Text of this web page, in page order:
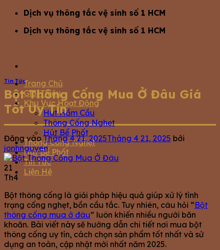
Dịch vụ thông tắc vệ sinh số 1 HCM
Dịch vụ thông tắc vệ sinh số 1 HCM
Trang Chủ
Giới Thiệu
Khu Vực Hoạt Động
Hút Hầm Cầu
Thông Cống Nghẹt
Hút Bể Phốt
Thông Cống Nghẹt
Hút Bể Phốt
Tin Tức
Liện Hệ
Tin Tức
Bột Thông Cống Mua Ở Đâu Giá
Tốt Uy Tín
Đăng vào Tháng 4 21, 2025Tháng 4 21, 2025 bởi
jonhnguyen
21
Th4
Bột thông cống là giải pháp hiệu quả giúp xử lý tình
trạng cống nghẹt, bồn cầu tắc. Tuy nhiên, câu hỏi “Bột
thông cống mua ở đâu” luôn khiến nhiều người băn
khoăn. Bài viết này sẽ hướng dẫn chi tiết nơi mua bột
thông cống uy tín, cách chọn sản phẩm tốt nhất và sử
dụng an toàn, cập nhật mới nhất năm 2025.